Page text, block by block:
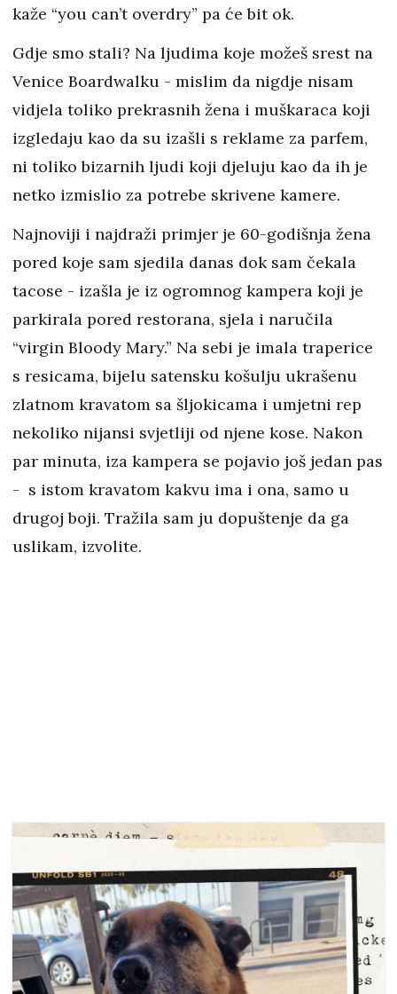
kaže “you can’t overdry” pa će bit ok.
Gdje smo stali? Na ljudima koje možeš srest na
Venice Boardwalku - mislim da nigdje nisam
vidjela toliko prekrasnih žena i muškaraca koji
izgledaju kao da su izašli s reklame za parfem,
ni toliko bizarnih ljudi koji djeluju kao da ih je
netko izmislio za potrebe skrivene kamere.
Najnoviji i najdraži primjer je 60-godišnja žena
pored koje sam sjedila danas dok sam čekala
tacose - izašla je iz ogromnog kampera koji je
parkirala pored restorana, sjela i naručila
“virgin Bloody Mary.” Na sebi je imala traperice
s resicama, bijelu satensku košulju ukrašenu
zlatnom kravatom sa šljokicama i umjetni rep
nekoliko nijansi svjetliji od njene kose. Nakon
par minuta, iza kampera se pojavio još jedan pas
- s istom kravatom kakvu ima i ona, samo u
drugoj boji. Tražila sam ju dopuštenje da ga
uslikam, izvolite.